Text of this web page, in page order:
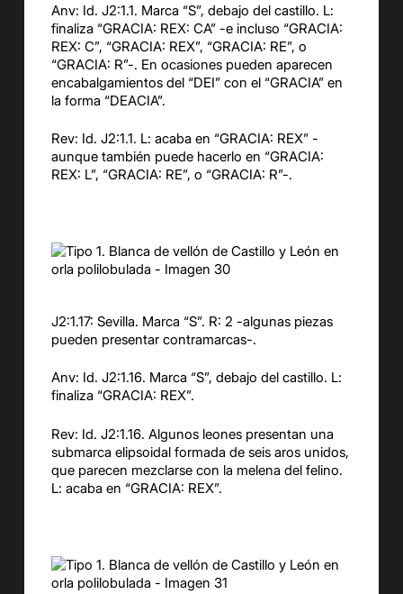
Anv: Id. J2:1.1. Marca “S”, debajo del castillo. L:
finaliza “GRACIA: REX: CA” -e incluso “GRACIA:
REX: C”, “GRACIA: REX”, “GRACIA: RE”, o
“GRACIA: R”-. En ocasiones pueden aparecen
encabalgamientos del “DEI” con el “GRACIA” en
la forma “DEACIA”.
Rev: Id. J2:1.1. L: acaba en “GRACIA: REX” -
aunque también puede hacerlo en “GRACIA:
REX: L”, “GRACIA: RE”, o “GRACIA: R”-.
J2:1.17: Sevilla. Marca “S”. R: 2 -algunas piezas
pueden presentar contramarcas-.
Anv: Id. J2:1.16. Marca “S”, debajo del castillo. L:
finaliza “GRACIA: REX”.
Rev: Id. J2:1.16. Algunos leones presentan una
submarca elipsoidal formada de seis aros unidos,
que parecen mezclarse con la melena del felino.
L: acaba en “GRACIA: REX”.